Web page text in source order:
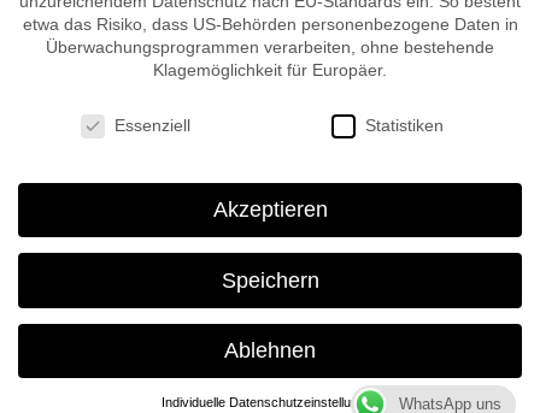
40235 Düsseldorf
Termine nach telefonischer Vereinbarung
Kontakt Impressum Datenschutzerklärung
WhatsApp uns
etwa das Risiko, dass US-Behörden personenbezogene Daten in
Überwachungsprogrammen verarbeiten, ohne bestehende
Klagemöglichkeit für Europäer.
Datenschutzeinstellungen
Essenziell Statistiken
Akzeptieren
Speichern
Ablehnen
Individuelle Datenschutzeinstellungen